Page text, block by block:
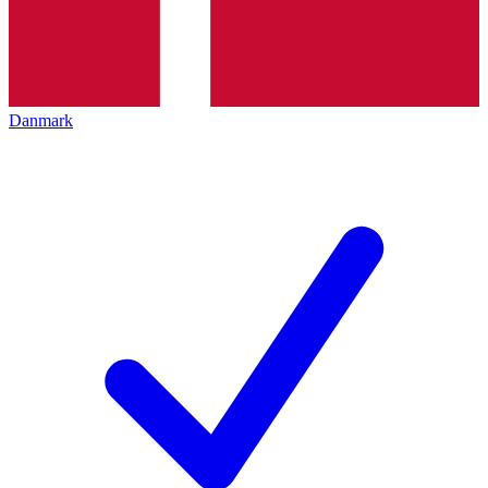
Danmark